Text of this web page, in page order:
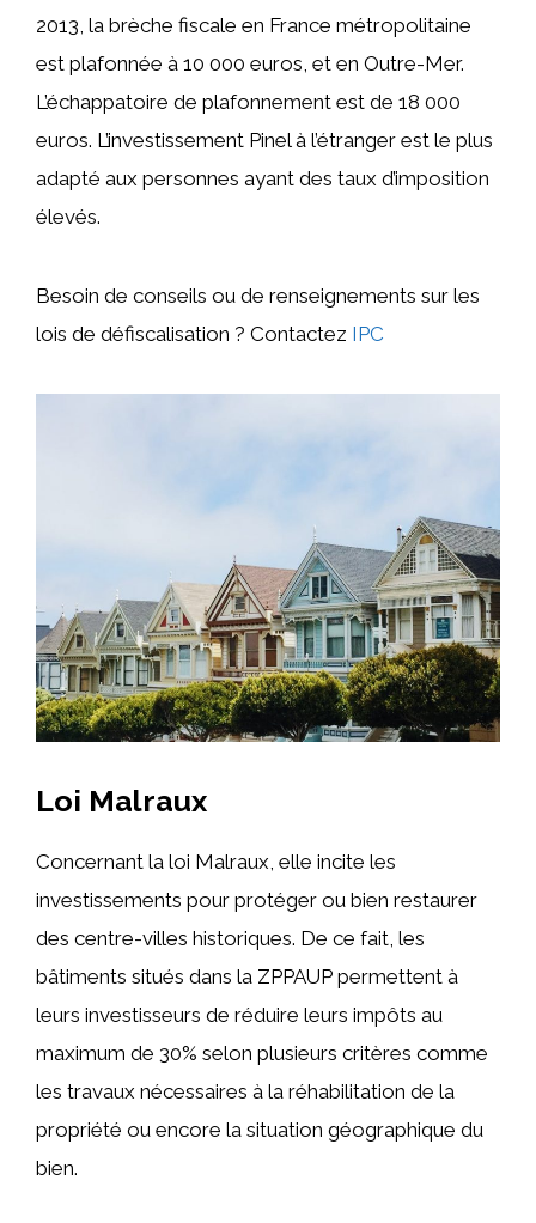
2013, la brèche fiscale en France métropolitaine
est plafonnée à 10 000 euros, et en Outre-Mer.
L’échappatoire de plafonnement est de 18 000
euros. L’investissement Pinel à l’étranger est le plus
adapté aux personnes ayant des taux d’imposition
élevés.
Besoin de conseils ou de renseignements sur les
lois de défiscalisation ? Contactez IPC
Loi Malraux
Concernant la loi Malraux, elle incite les
investissements pour protéger ou bien restaurer
des centre-villes historiques. De ce fait, les
bâtiments situés dans la ZPPAUP permettent à
leurs investisseurs de réduire leurs impôts au
maximum de 30% selon plusieurs critères comme
les travaux nécessaires à la réhabilitation de la
propriété ou encore la situation géographique du
bien.